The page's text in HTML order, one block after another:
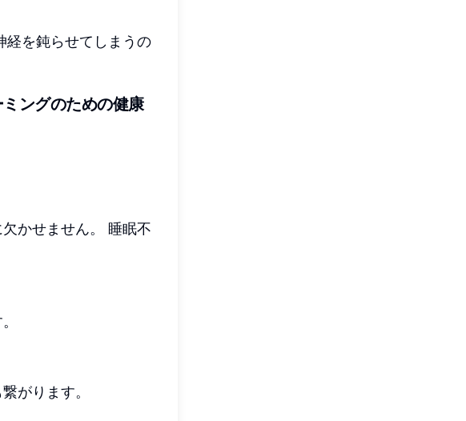
経を鈍らせてしまうの
ングのための健康
かせません。 睡眠不
がります。